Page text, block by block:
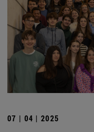
07 | 04 | 2025